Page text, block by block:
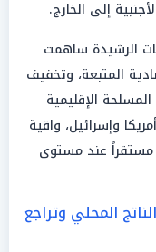
إلى الخارج.
الرشيدة ساهمت
المتبعة، وتخفيف
المسلحة الإقليمية
وإسرائيل، واقية
مستقراً عند مستوى
المحلي وتراجع